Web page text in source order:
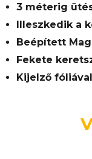
3 méterig
Illeszkedik a
Beépített
Fekete
Kijelző